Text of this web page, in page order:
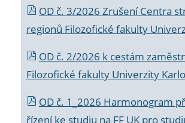
OD č. 3/2026 Zrušení Centra
regionů Filozofické fakulty
OD č. 2/2026 k cestám
Filozofické fakulty Univerzity
OD č. 1_2026 Harmonogram
řízení ke studiu na FF UK pro